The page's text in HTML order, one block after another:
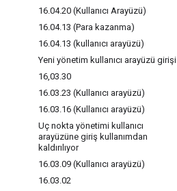
16.04.20 (Kullanıcı Arayüzü)
16.04.13 (Para kazanma)
16.04.13 (kullanıcı arayüzü)
Yeni yönetim kullanıcı arayüzü girişi
16,03.30
16.03.23 (Kullanıcı arayüzü)
16.03.16 (Kullanıcı arayüzü)
Uç nokta yönetimi kullanıcı
arayüzüne giriş kullanımdan
kaldırılıyor
16.03.09 (Kullanıcı arayüzü)
16.03.02